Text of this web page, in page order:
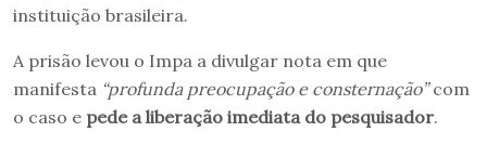
instituição brasileira.
A prisão levou o Impa a divulgar nota em que
manifesta “profunda preocupação e consternação”com
o caso e pede a liberação imediata do pesquisador.